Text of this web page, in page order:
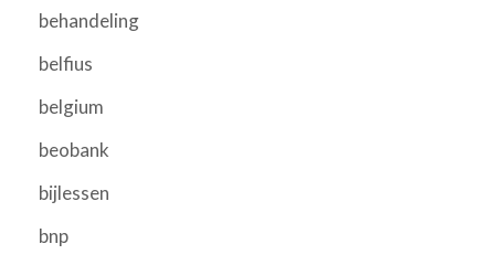
behandeling
belfius
belgium
beobank
bijlessen
bnp